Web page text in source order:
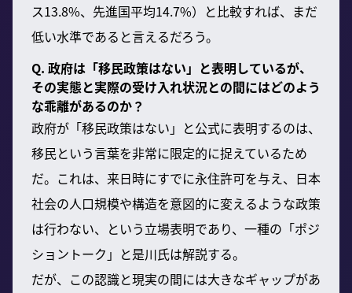
ス13.8%、先進国平均14.7%）と比較すれば、まだ
低い水準であると言えるだろう。
Q. 政府は「移民政策はない」と表明しているが、
その実態と実際の受け入れ状況との間にはどのよう
な乖離があるのか？
政府が「移民政策はない」と公式に表明するのは、
移民という言葉を非常に限定的に捉えているため
だ。これは、来日時にすでに永住許可を与え、日本
社会の人口規模や構造を意図的に変えるような政策
は行わない、という立場表明であり、一種の「ポジ
ショントーク」と是川氏は解説する。
だが、この認識と現実の間には大きなギャップがあ